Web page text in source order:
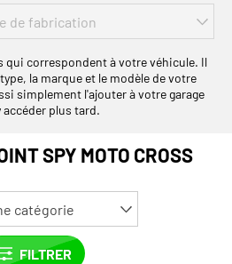
qui correspondent à votre véhicule. Il
la marque et le modèle de votre
simplement l'ajouter à votre garage
accéder plus tard.
SPY MOTO CROSS